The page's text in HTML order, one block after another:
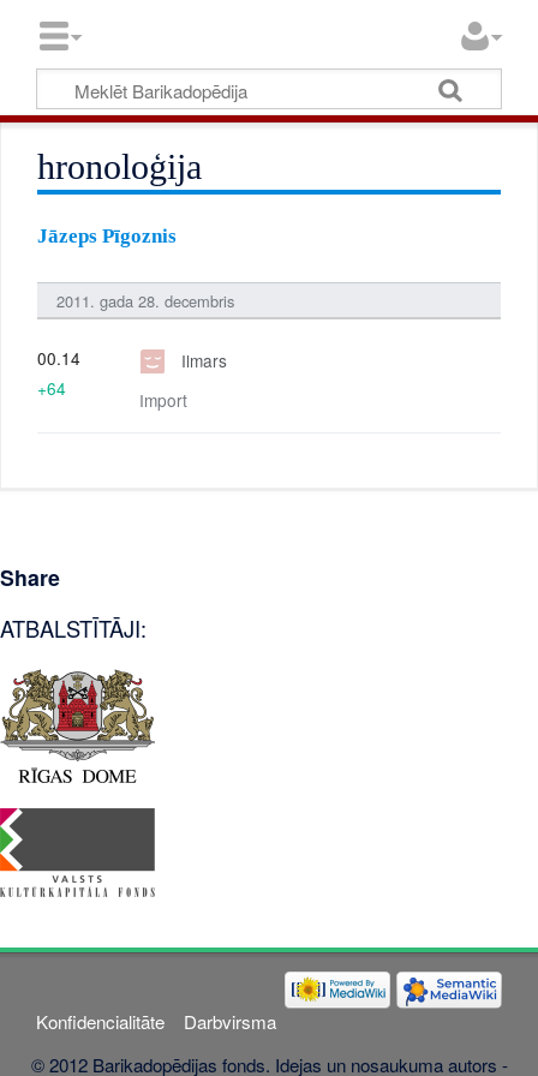
hronoloģija
Jāzeps Pīgoznis
2011. gada 28. decembris
Ilmars
Import
00.14
+64
Share
ATBALSTĪTĀJI:
Konfidencialitāte
Darbvirsma
© 2012 Barikadopēdijas fonds. Idejas un nosaukuma autors -